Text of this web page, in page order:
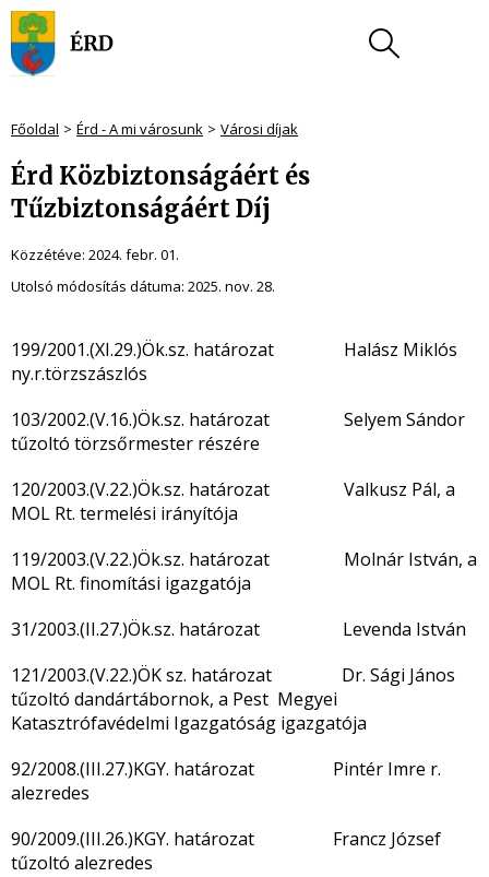
Főoldal Érd - A mi városunk Városi díjak
Érd Közbiztonságáért és
Tűzbiztonságáért Díj
Közzétéve: 2024. febr. 01.
Utolsó módosítás dátuma: 2025. nov. 28.
199/2001.(XI.29.)Ök.sz. határozat Halász Miklós
ny.r.törzszászlós
103/2002.(V.16.)Ök.sz. határozat Selyem Sándor
tűzoltó törzsőrmester részére
120/2003.(V.22.)Ök.sz. határozat Valkusz Pál, a
MOL Rt. termelési irányítója
119/2003.(V.22.)Ök.sz. határozat Molnár István, a
MOL Rt. finomítási igazgatója
31/2003.(II.27.)Ök.sz. határozat Levenda István
121/2003.(V.22.)ÖK sz. határozat Dr. Sági János
tűzoltó dandártábornok, a Pest Megyei
Katasztrófavédelmi Igazgatóság igazgatója
92/2008.(III.27.)KGY. határozat Pintér Imre r.
alezredes
90/2009.(III.26.)KGY. határozat Francz József
tűzoltó alezredes